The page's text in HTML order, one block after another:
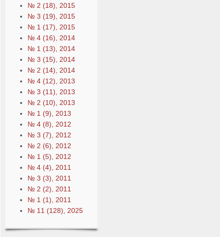
№ 2 (18), 2015
№ 3 (19), 2015
№ 1 (17), 2015
№ 4 (16), 2014
№ 1 (13), 2014
№ 3 (15), 2014
№ 2 (14), 2014
№ 4 (12), 2013
№ 3 (11), 2013
№ 2 (10), 2013
№ 1 (9), 2013
№ 4 (8), 2012
№ 3 (7), 2012
№ 2 (6), 2012
№ 1 (5), 2012
№ 4 (4), 2011
№ 3 (3), 2011
№ 2 (2), 2011
№ 1 (1), 2011
№ 11 (128), 2025